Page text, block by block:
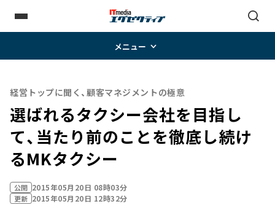
メニュー
経営トップに聞く、顧客マネジメントの極意
選ばれるタクシー会社を目指し
て、当たり前のことを徹底し続け
るMKタクシー
公開 2015年05月20日 08時03分
更新 2015年05月20日 12時32分